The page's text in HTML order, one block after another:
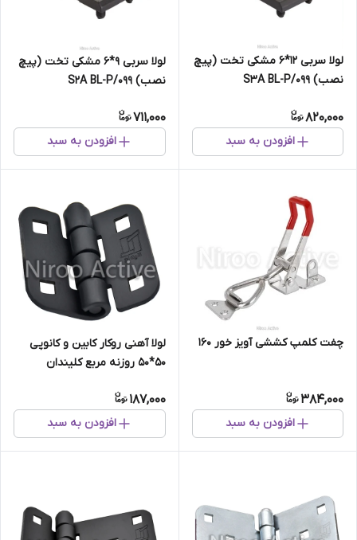
لولا سربی ۱۲*۶ مشکی تخت (پیچ
نصب) ۰۹۹/S۳A BL-P
820,000
افزودن به سبد
لولا سربی ۹*۶ مشکی تخت (پیچ
نصب) ۰۹۹/S۲A BL-P
711,000
افزودن به سبد
چفت کلمپ کششی آویز خور 160
384,000
افزودن به سبد
لولا آهنی روکار کابین و کانوپی
۵۰*۵۰ روزنه مربع کلیندان
187,000
افزودن به سبد